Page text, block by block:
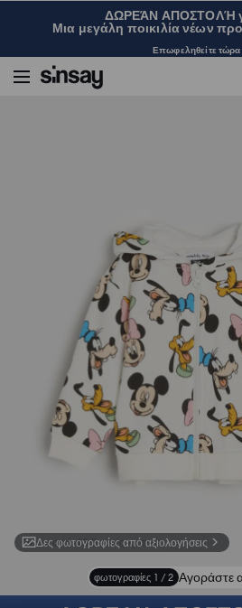
ΔΩΡΕΆΝ ΑΠΟΣΤΟΛΉ
Μια μεγάλη ποικιλία νέων
Επωφεληθείτε τώρα
Δες φωτογραφίες από αξιολογήσεις
φωτογραφίες 1 / 2 Αγοράστε